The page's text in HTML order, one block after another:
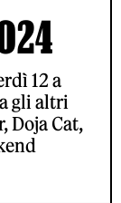
12 a
gli altri
Doja Cat,